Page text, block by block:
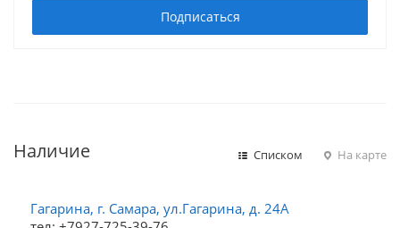
Подписаться
Наличие Списком На карте
Гагарина, г. Самара, ул.Гагарина, д. 24А